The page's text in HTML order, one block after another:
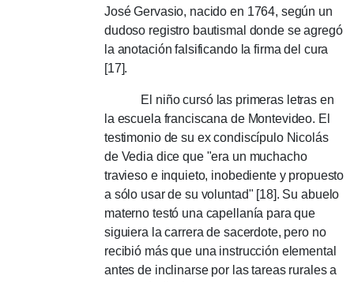
José Gervasio, nacido en 1764, según un
dudoso registro bautismal donde se agregó
la anotación falsificando la firma del cura
[17].
El niño cursó las primeras letras en
la escuela franciscana de Montevideo. El
testimonio de su ex condiscípulo Nicolás
de Vedia dice que "era un muchacho
travieso e inquieto, inobediente y propuesto
a sólo usar de su voluntad" [18]. Su abuelo
materno testó una capellanía para que
siguiera la carrera de sacerdote, pero no
recibió más que una instrucción elemental
antes de inclinarse por las tareas rurales a